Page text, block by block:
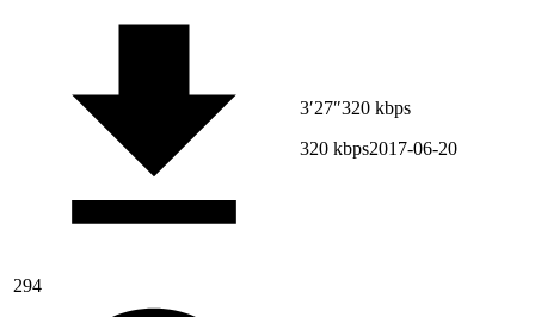
294
3′27″320 kbps
320 kbps2017-06-20